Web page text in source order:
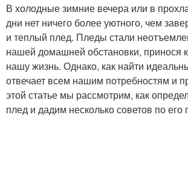
Микрофибры в
постельном белье
Пледы из натуральных
тканей
В холодные зимние вечера или в
дни нет ничего более уютного, чем
и теплый плед. Пледы стали
нашей домашней обстановки, принося
нашу жизнь. Однако, как найти
отвечает всем нашим потребностям и
этой статье мы рассмотрим, как
плед и дадим несколько советов по его